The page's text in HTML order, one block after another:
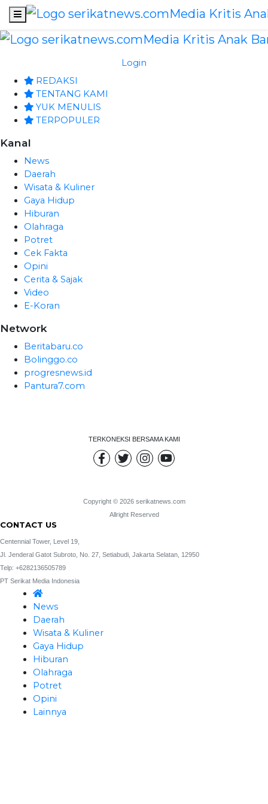
Login
REDAKSI
TENTANG KAMI
YUK MENULIS
TERPOPULER
Kanal
News
Daerah
Wisata & Kuliner
Gaya Hidup
Hiburan
Olahraga
Potret
Cek Fakta
Opini
Cerita & Sajak
Video
E-Koran
Network
Beritabaru.co
Bolinggo.co
progresnews.id
Pantura7.com
TERKONEKSI BERSAMA KAMI
Copyright © 2026 serikatnews.com
Allright Reserved
CONTACT US
Centennial Tower, Level 19,
Jl. Jenderal Gatot Subroto, No. 27, Setiabudi, Jakarta Selatan, 12950
Telp: +6282136505789
PT Serikat Media Indonesia
News
Daerah
Wisata & Kuliner
Gaya Hidup
Hiburan
Olahraga
Potret
Opini
Lainnya